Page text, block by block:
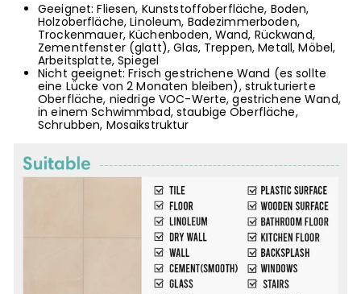
Geeignet: Fliesen, Kunststoffoberfläche, Boden,
Holzoberfläche, Linoleum, Badezimmerboden,
Trockenmauer, Küchenboden, Wand, Rückwand,
Zementfenster (glatt), Glas, Treppen, Metall, Möbel,
Arbeitsplatte, Spiegel
Nicht geeignet: Frisch gestrichene Wand (es sollte
eine Lücke von 2 Monaten bleiben), strukturierte
Oberfläche, niedrige VOC-Werte, gestrichene Wand,
in einem Schwimmbad, staubige Oberfläche,
Schrubben, Mosaikstruktur